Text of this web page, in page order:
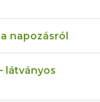
napozásról
látványos